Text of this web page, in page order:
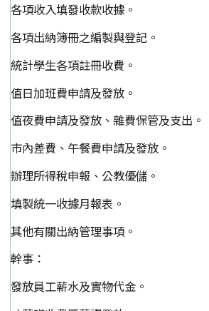
各項收入填發收款收據。
各項出納簿冊之編製與登記。
統計學生各項註冊收費。
值日加班費申請及發放。
值夜費申請及發放、雜費保管及支出。
市內差費、午餐費申請及發放。
辦理所得稅申報、公教優儲。
填製統一收據月報表。
其他有關出納管理事項。
幹事：
發放員工薪水及實物代金。